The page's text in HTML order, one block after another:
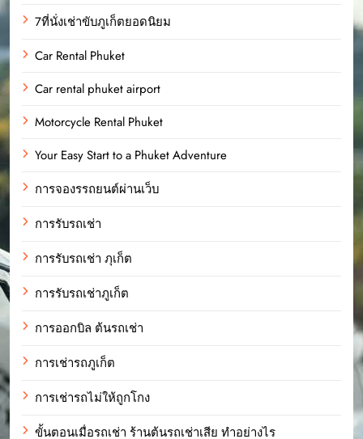
7ที่นั่งเช่าขับภูเก็ตยอดนิยม
Car Rental Phuket
Car rental phuket airport
Motorcycle Rental Phuket
Your Easy Start to a Phuket Adventure
การจองรรถยนต์ผ่านเว็บ
การรับรถเช่า
การรับรถเช่า ภุเก็ต
การรับรถเช่าภูเก็ต
การออกบิล ต้นรถเช่า
การเช่ารถภูเก็ต
การเช่ารถไม่ให้ถูกโกง
ขั้นตอนเมื่อรถเช่า ร้านต้นรถเช่าเสีย ทำอย่างไร